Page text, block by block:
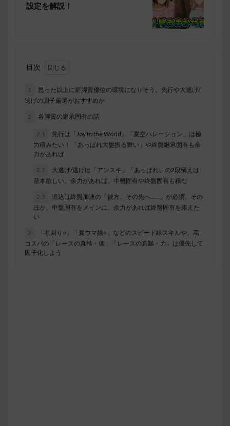
設定を解説！
目次
1
思った以上に前脚質優位の環境になりそう。先行や大逃げ/
逃げの因子厳選がおすすめか
2 各脚質の継承固有の話
2.1
先行は「Joy to the World」「夏空ハレーション」は極
力積みたい！ 「あっぱれ大盤振る舞い」や終盤継承固有も余
力があれば
2.2
大逃げ/逃げは「アンスキ」「あっぱれ」の2段構えは
基本欲しい。余力があれば、中盤固有や終盤固有も積む
2.3
追込は終盤加速の「彼方、その先へ……」が必須。その
ほか、中盤固有をメインに、余力があれば終盤固有を添えた
い
3
「右回り○」「夏ウマ娘○」などのスピード緑スキルや、高
コスパの「レースの真髄・体」「レースの真髄・力」は優先して
因子化しよう